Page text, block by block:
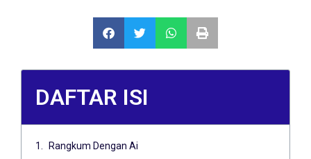
DAFTAR ISI
Rangkum Dengan Ai